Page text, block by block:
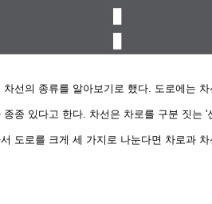
차선의 종류를 알아보기로 했다. 도로에는
종종 있다고 한다. 차선은 차로를 구분 짓는
도로를 크게 세 가지로 나눈다면 차로과